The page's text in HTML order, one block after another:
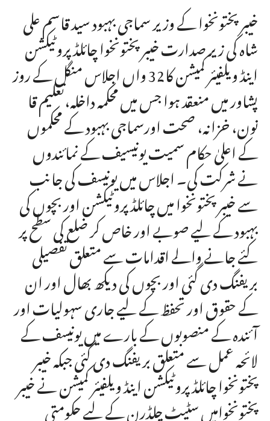
خیبر پختونخوا کے وزیر سماجی بہبود سید قاسم علی
شاہ کی زیر صدارت خیبر پختونخوا چائلڈ پروٹیکشن
اینڈ ویلفیئر کمیشن کا32 واں اجلاس منگل کے روز
پشاور میں منعقد ہوا جس میں محکمہ داخلہ،تعلیم قا
نون، خزانہ، صحت اورسماجی بہبود کے محکموں
کے اعلیٰ حکام سمیت یونیسیف کے نمائندوں
نے شرکت کی۔ اجلاس میں یونیسف کی جانب
سے خیبر پختونخوا میں چائلڈ پروٹیکشن اور بچوں کی
بہبود کے لیے صوبے اور خاص کر ضلع کی سطح پر
کئے جانے والے اقدامات سے متعلق تفصیلی
بریفنگ دی گئی اور بچوں کی دیکھ بھال اور ان
کے حقوق اور تحفظ کے لیے جاری سہولیات اور
آئندہ کے منصوبوں کے بارے میں یونیسف کے
لائحہ عمل سے متعلق بریفنگ دی گئی جبکہ خیبر
پختونخوا چائلڈ پروٹیکشن اینڈ ویلفیئر کمیشن نے خیبر
پختونخوامیں سٹیٹ چلڈرن کے لیے حکومتی